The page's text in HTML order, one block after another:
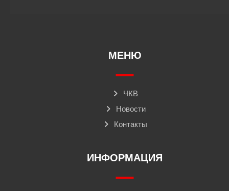
МЕНЮ
ЧКВ
Новости
Контакты
ИНФОРМАЦИЯ